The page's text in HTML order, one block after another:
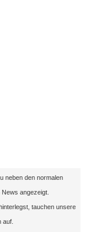
neben den normalen
angezeigt.
tauchen unsere
auf.